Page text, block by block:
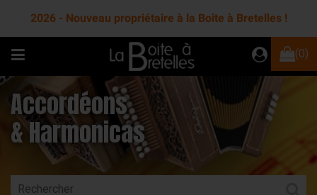
2026 - Nouveau propriétaire à la Boite à Bretelles !
(0)
Accordéons
& Harmonicas